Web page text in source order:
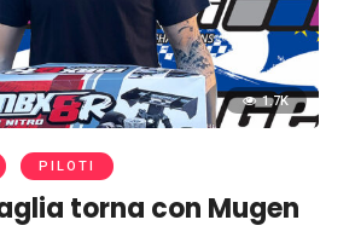
1.7K
PILOTI
torna con Mugen